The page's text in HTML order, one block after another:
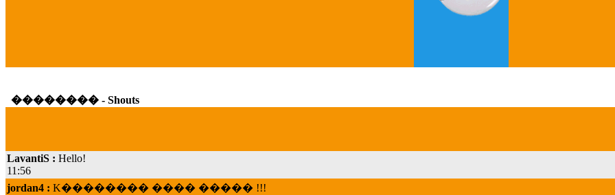
�������� - Shouts
11:56
jordan4 :K�������� ���� ����� !!!
19:45